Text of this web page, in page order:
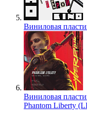
Виниловая
Виниловая
Phantom Liberty